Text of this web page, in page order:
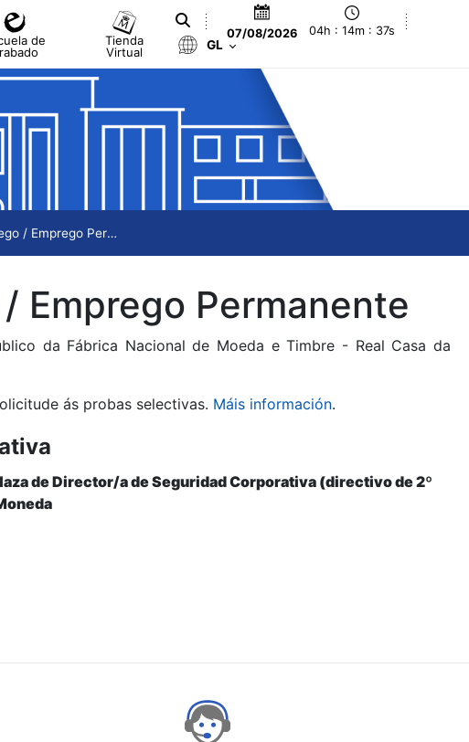
de
Tienda
Virtual
07/08/2026 04h : 14m : 37s
GL
Oferta Pública de Emprego / Emprego Permanente
Emprego Permanente
da Fábrica Nacional de Moeda e Timbre - Real Casa da
ás probas selectivas. Máis información.
de Director/a de Seguridad Corporativa (directivo de 2º